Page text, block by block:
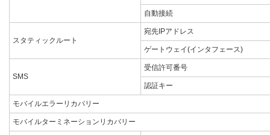
自動接続
スタティックルート
宛先IPアドレス
ゲートウェイ(インタフェース)
SMS
受信許可番号
認証キー
モバイルエラーリカバリー
モバイルターミネーションリカバリー